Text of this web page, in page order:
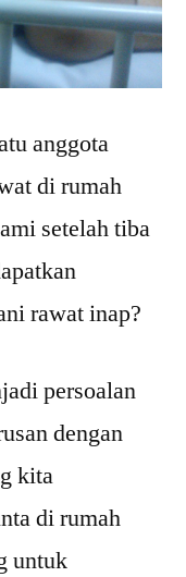
anggota
di rumah
setelah tiba
rawat inap?
persoalan
dengan
kita
di rumah
untuk